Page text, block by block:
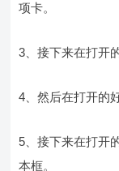
项卡。
3、接下来在打开
4、然后在打开的
5、接下来在打开
本框。